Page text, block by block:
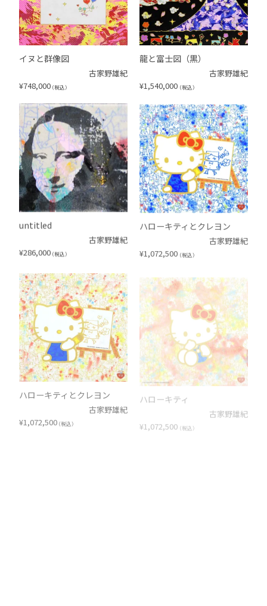
イヌと群像図
古家野雄紀
¥748,000 （税込）
龍と富士図（黒）
古家野雄紀
¥1,540,000 （税込）
untitled
古家野雄紀
¥286,000 （税込）
ハローキティとクレヨン
古家野雄紀
¥1,072,500 （税込）
ハローキティとクレヨン
古家野雄紀
¥1,072,500